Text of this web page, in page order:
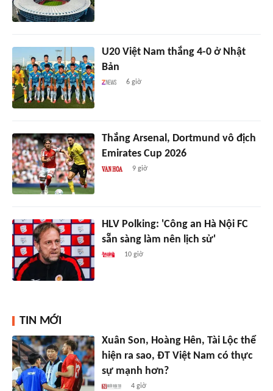
U20 Việt Nam thắng 4-0 ở Nhật
Bản
6 giờ
Thắng Arsenal, Dortmund vô địch
Emirates Cup 2026
9 giờ
HLV Polking: 'Công an Hà Nội FC
sẵn sàng làm nên lịch sử'
10 giờ
TIN MỚI
Xuân Son, Hoàng Hên, Tài Lộc thể
hiện ra sao, ĐT Việt Nam có thực
sự mạnh hơn?
4 giờ